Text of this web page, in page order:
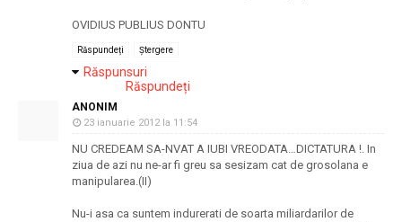
OVIDIUS PUBLIUS DONTU
Răspundeți Ștergere
Răspunsuri
Răspundeți
ANONIM
23 ianuarie 2012 la 11:54
NU CREDEAM SA-NVAT A IUBI VREODATA…DICTATURA !. In
ziua de azi nu ne-ar fi greu sa sesizam cat de grosolana e
manipularea.(II)
Nu-i asa ca suntem indurerati de soarta miliardarilor de